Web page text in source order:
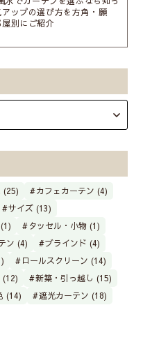
ップの選び方を方角・願
別にご紹介
(25)
カフェカーテン (4)
サイズ (13)
タッセル・小物 (1)
ン (4)
ブラインド (4)
ロールスクリーン (14)
(12)
新築・引っ越し (15)
(14) 遮光カーテン (18)